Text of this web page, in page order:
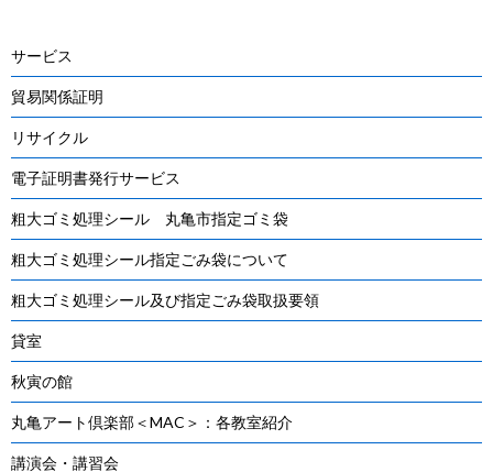
サービス
貿易関係証明
リサイクル
電子証明書発行サービス
粗大ゴミ処理シール 丸亀市指定ゴミ袋
粗大ゴミ処理シール指定ごみ袋について
粗大ゴミ処理シール及び指定ごみ袋取扱要領
貸室
秋寅の館
丸亀アート倶楽部＜MAC＞：各教室紹介
講演会・講習会